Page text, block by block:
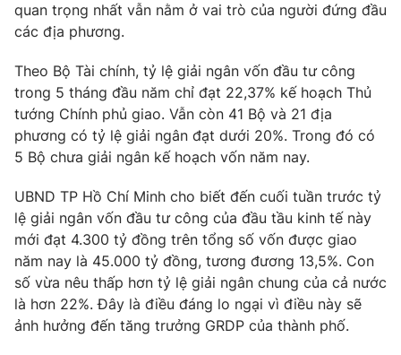
THỜI BÁO VTV
Theo dõi báo trên
Cơ quan chủ quản:Đài Truyền hình Việt Nam
Cơ quan báo chí:
Thời báo VTV
Giấy phép hoạt động báo in và báo điện tử số 483/GP-BTTTT
cấp ngày 29/12/2023
Tổng Biên tập:Vũ Thanh Thủy
Phó Tổng Biên tập:Nguyễn Thị Mỹ Hạnh, Phạm Quốc Thắng,
Nguyễn Trọng Ninh
Tổng đài VTV:024.38 355 931 - 024.38 355 932
Ðiện thoại Thời báo VTV:024.66 897 897
quan trọng nhất vẫn nằm ở vai trò của người đứng đầu
các địa phương.
Theo Bộ Tài chính, tỷ lệ giải ngân vốn đầu tư công
trong 5 tháng đầu năm chỉ đạt 22,37% kế hoạch Thủ
tướng Chính phủ giao. Vẫn còn 41 Bộ và 21 địa
phương có tỷ lệ giải ngân đạt dưới 20%. Trong đó có
5 Bộ chưa giải ngân kế hoạch vốn năm nay.
UBND TP Hồ Chí Minh cho biết đến cuối tuần trước tỷ
lệ giải ngân vốn đầu tư công của đầu tầu kinh tế này
mới đạt 4.300 tỷ đồng trên tổng số vốn được giao
năm nay là 45.000 tỷ đồng, tương đương 13,5%. Con
số vừa nêu thấp hơn tỷ lệ giải ngân chung của cả nước
là hơn 22%. Đây là điều đáng lo ngại vì điều này sẽ
ảnh hưởng đến tăng trưởng GRDP của thành phố.